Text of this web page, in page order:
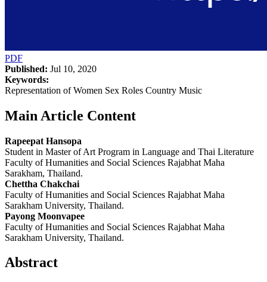
PDF
Published: Jul 10, 2020
Keywords:
Representation of Women Sex Roles Country Music
Main Article Content
Rapeepat Hansopa
Student in Master of Art Program in Language and Thai Literature
Faculty of Humanities and Social Sciences Rajabhat Maha
Sarakham, Thailand.
Chettha Chakchai
Faculty of Humanities and Social Sciences Rajabhat Maha
Sarakham University, Thailand.
Payong Moonvapee
Faculty of Humanities and Social Sciences Rajabhat Maha
Sarakham University, Thailand.
Abstract